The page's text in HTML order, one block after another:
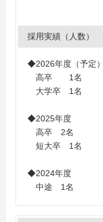
採用実績（人数）
◆2026年度（予定）
高卒 1名
大学卒 1名
◆2025年度
高卒 2名
短大卒 1名
◆2024年度
中途 1名